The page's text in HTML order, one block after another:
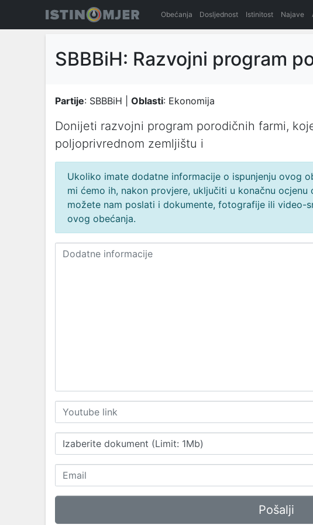
Obećanja Dosljednost Istinitost Najave
SBBBiH: Razvojni program
Partije: SBBBiH | Oblasti: Ekonomija
Donijeti razvojni program porodičnih farmi,
poljoprivrednom zemljištu i
Ukoliko imate dodatne informacije o ispunjenju ovog
mi ćemo ih, nakon provjere, uključiti u konačnu
možete nam poslati i dokumente, fotografije ili video-
ovog obećanja.
Izaberite dokument (Limit: 1Mb)